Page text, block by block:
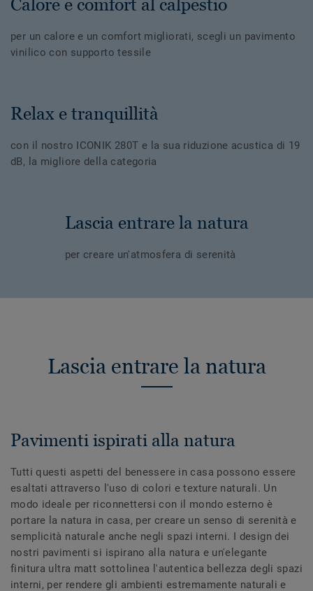
Calore e comfort al calpestio
per un calore e un comfort migliorati, scegli un pavimento
vinilico con supporto tessile
Relax e tranquillità
con il nostro ICONIK 280T e la sua riduzione acustica di 19
dB, la migliore della categoria
Lascia entrare la natura
per creare un'atmosfera di serenità
Lascia entrare la natura
Pavimenti ispirati alla natura
Tutti questi aspetti del benessere in casa possono essere
esaltati attraverso l'uso di colori e texture naturali. Un
modo ideale per riconnettersi con il mondo esterno è
portare la natura in casa, per creare un senso di serenità e
semplicità naturale anche negli spazi interni. I design dei
nostri pavimenti si ispirano alla natura e un'elegante
finitura ultra matt sottolinea l'autentica bellezza degli spazi
interni, per rendere gli ambienti estremamente naturali e